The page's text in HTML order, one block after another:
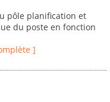
pôle planification et
du poste en fonction
]